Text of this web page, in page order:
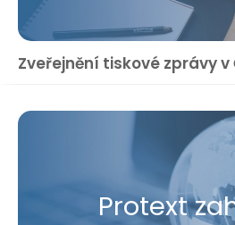
Zveřejnění tiskové zprávy
Protext